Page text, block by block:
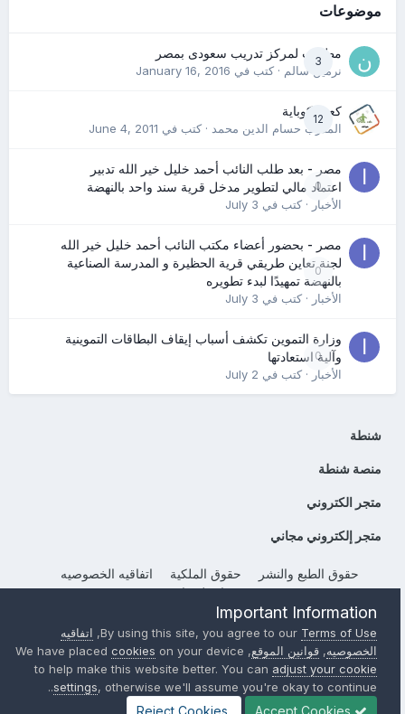
موضوعات
3
مطلوب لمركز تدريب سعودى بمصر
نرمين سالم· كتب في January 16, 2016
12
كعب كوباية
المدرب حسام الدين محمد· كتب في June 4, 2011
0
مصر - بعد طلب النائب أحمد خليل خير الله تدبير
اعتماد مالي لتطوير مدخل قرية سند واحد بالنهضة
الأخبار· كتب في July 3
0
مصر - بحضور أعضاء مكتب النائب أحمد خليل خير الله
لجنة تعاين طريقي قرية الحظيرة و المدرسة الصناعية
بالنهضة تمهيدًا لبدء تطويره
الأخبار· كتب في July 3
0
وزارة التموين تكشف أسباب إيقاف البطاقات التموينية
وآلية استعادتها
الأخبار· كتب في July 2
شنطة
منصة شنطة
متجر الكتروني
متجر إلكتروني مجاني
حقوق الطبع والنشر حقوق الملكية
اتفاقيه الخصوصيه
إتصل بنا
Powered by Invision CommunityImportant Information
By using this site, you agree to ourTerms of Use
, اتفاقيه
الخصوصيه, قوانين الموقع, We have placed
cookies on your device
to help make this website better. You canadjust your cookie
settings , otherwise we'll assume you're okay to continue..
Accept Cookies